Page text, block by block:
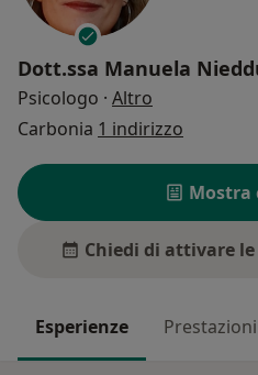
Dott.ssa Manuela
Psicologo · Altro
Carbonia 1 indirizzo
Chiedi di attivare
Esperienze Prestazioni